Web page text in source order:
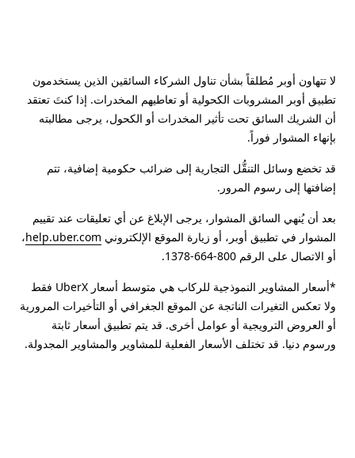
لا تتهاون أوبر مُطلقاً بشأن تناول الشركاء السائقين الذين يستخدمون
تطبيق أوبر المشروبات الكحولية أو تعاطيهم المخدرات. إذا كنتَ تعتقد
أن الشريك السائق تحت تأثير المخدرات أو الكحول، يرجى مطالبته
بإنهاء المشوار فوراً.
قد تخضع وسائل التنقُّل التجارية إلى ضرائب حكومية إضافية، تتم
إضافتها إلى رسوم المرور.
بعد أن يُنهي السائق المشوار، يرجى الإبلاغ عن أي تعليقات عند تقييم
المشوار في تطبيق أوبر، أو زيارة الموقع الإلكتروني help.uber.com،
أو الاتصال على الرقم 800-664-1378.
*أسعار المشاوير النموذجية للركاب هي متوسط أسعار UberX فقط
ولا تعكس التغيرات الناتجة عن الموقع الجغرافي أو التأخيرات المرورية
أو العروض الترويجية أو عوامل أخرى. قد يتم تطبيق أسعار ثابتة
ورسوم دنيا. قد تختلف الأسعار الفعلية للمشاوير والمشاوير المجدولة.